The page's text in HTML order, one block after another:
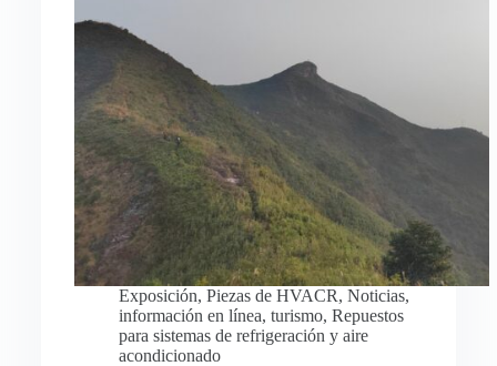
Exposición, Piezas de HVACR, Noticias,
información en línea, turismo, Repuestos
para sistemas de refrigeración y aire
acondicionado